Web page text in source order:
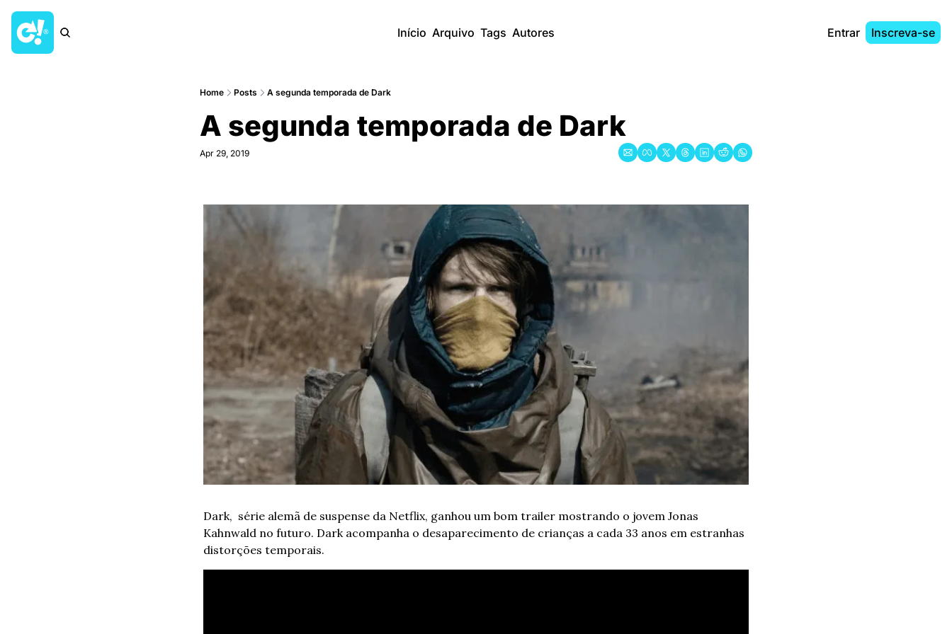
Início Arquivo Tags Autores Entrar Inscreva-se
Home Posts A segunda temporada de Dark
A segunda temporada de Dark
Apr 29, 2019
Dark,  série alemã de suspense da Netflix, ganhou um bom trailer mostrando o jovem Jonas
Kahnwald no futuro. Dark acompanha o desaparecimento de crianças a cada 33 anos em estranhas
distorções temporais.